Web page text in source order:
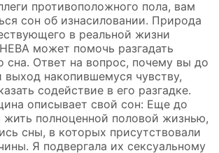
противоположного пола, вам
сон об изнасиловании. Природа
в реальной жизни
может помочь разгадать
сна. Ответ на вопрос, почему вы до
выход накопившемуся чувству,
содействие в его разгадке.
описывает свой сон: Еще до
жить полноценной половой жизнью,
сны, в которых присутствовали
Я подвергала их сексуальному